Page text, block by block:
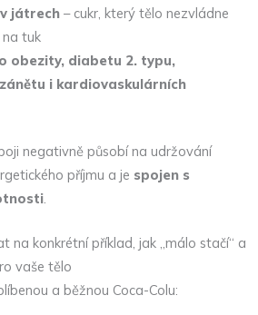
játrech – cukr, který tělo nezvládne
na tuk
obezity, diabetu 2. typu,
i kardiovaskulárních
negativně působí na udržování
příjmu a je spojen s
.
na konkrétní příklad, jak „málo stačí“ a
vaše tělo
a běžnou Coca-Colu: